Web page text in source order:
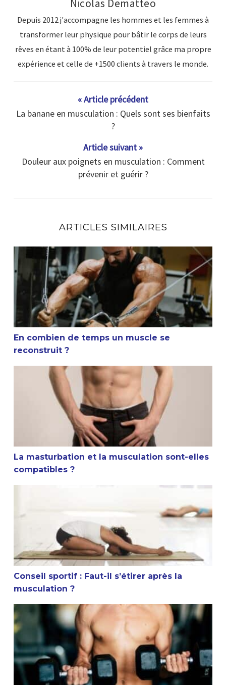
Nicolas Dematteo
Depuis 2012 j'accompagne les hommes et les femmes à
transformer leur physique pour bâtir le corps de leurs
rêves en étant à 100% de leur potentiel grâce ma propre
expérience et celle de +1500 clients à travers le monde.
« Article précédent
La banane en musculation : Quels sont ses bienfaits
?
Article suivant »
Douleur aux poignets en musculation : Comment
prévenir et guérir ?
ARTICLES SIMILAIRES
En combien de temps un muscle se reconstruit ?
En combien de temps un muscle se
reconstruit ?
La masturbation et la musculation sont-elles
La masturbation et la musculation sont-elles
compatibles ?
Conseil sportif : Faut-il s’étirer après la musculation ?
Conseil sportif : Faut-il s’étirer après la
musculation ?
Est-ce que la musculation arrête la croissance ?